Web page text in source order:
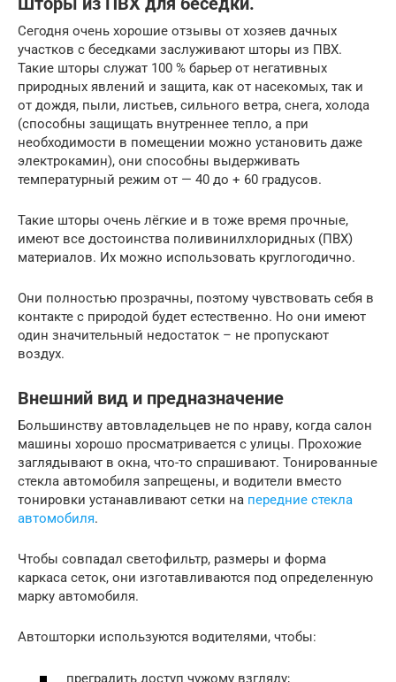
Шторы из ПВХ для беседки.
Сегодня очень хорошие отзывы от хозяев дачных
участков с беседками заслуживают шторы из ПВХ.
Такие шторы служат 100 % барьер от негативных
природных явлений и защита, как от насекомых, так и
от дождя, пыли, листьев, сильного ветра, снега, холода
(способны защищать внутреннее тепло, а при
необходимости в помещении можно установить даже
электрокамин), они способны выдерживать
температурный режим от — 40 до + 60 градусов.
Такие шторы очень лёгкие и в тоже время прочные,
имеют все достоинства поливинилхлоридных (ПВХ)
материалов. Их можно использовать круглогодично.
Они полностью прозрачны, поэтому чувствовать себя в
контакте с природой будет естественно. Но они имеют
один значительный недостаток – не пропускают
воздух.
Внешний вид и предназначение
Большинству автовладельцев не по нраву, когда салон
машины хорошо просматривается с улицы. Прохожие
заглядывают в окна, что-то спрашивают. Тонированные
стекла автомобиля запрещены, и водители вместо
тонировки устанавливают сетки на передние стекла
автомобиля.
Чтобы совпадал светофильтр, размеры и форма
каркаса сеток, они изготавливаются под определенную
марку автомобиля.
Автошторки используются водителями, чтобы:
преградить доступ чужому взгляду;